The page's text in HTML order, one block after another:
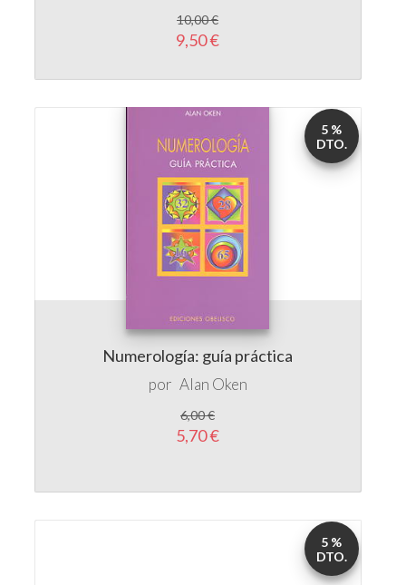
10,00 €
9,50 €
Numerología: guía práctica
por Alan Oken
6,00 €
5,70 €
5 %
DTO.
5 %
DTO.